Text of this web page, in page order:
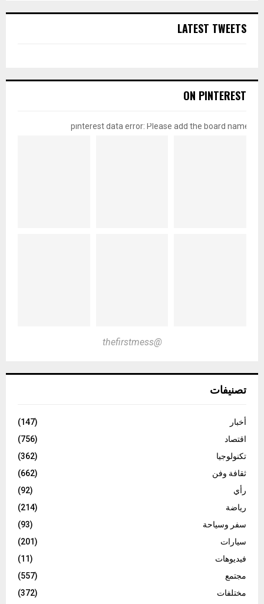
LATEST TWEETS
ON PINTEREST
pinterest data error: Please add the board name
@thefirstmess
تصنيفات
أخبار
(147)
اقتصاد
(756)
تكنولوجيا
(362)
ثقافة وفن
(662)
رأي
(92)
رياضة
(214)
سفر وسياحة
(93)
سيارات
(201)
فيديوهات
(11)
مجتمع
(557)
مختلفات
(372)